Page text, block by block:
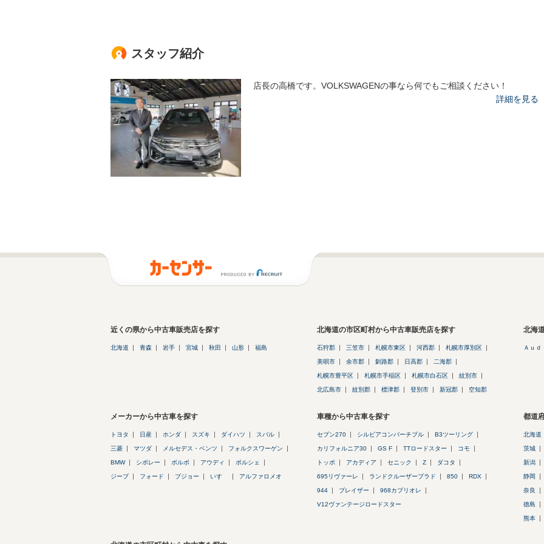
スタッフ紹介
店長の高橋です。VOLKSWAGENの事なら何でもご相談ください！
詳細を見る
近くの県から中古車販売店を探す
北海道 青森 岩手 宮城 秋田 山形 福島
北海道の市区町村から中古車販売店を探す
石狩郡 三笠市 札幌市東区 河西郡 札幌市厚別区
美唄市 余市郡 釧路郡 日高郡 二海郡
札幌市豊平区 札幌市手稲区 札幌市白石区 紋別市
北広島市 紋別郡 標津郡 登別市 新冠郡 空知郡
北海
Ａｕｄ
メーカーから中古車を探す
トヨタ 日産 ホンダ スズキ ダイハツ スバル
三菱 マツダ メルセデス・ベンツ フォルクスワーゲン
BMW シボレー ボルボ アウディ ポルシェ
ジープ フォード プジョー いすゞ アルファロメオ
車種から中古車を探す
セブン270 シルビアコンバーチブル B3ツーリング
カリフォルニア30 GS F TTロードスター コモ
トッポ アカディア セニック Z ダコタ
695リヴァーレ ランドクルーザープラド 850 RDX
944 ブレイザー 968カブリオレ
V12ヴァンテージロードスター
都道
北海道
茨城
新潟
静岡
奈良
徳島
熊本